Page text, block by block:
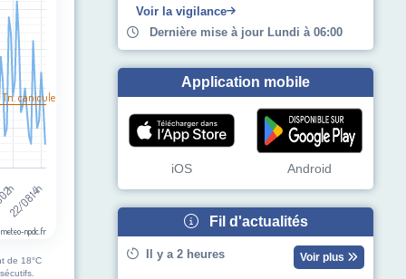
22/08 14h
meteo-npdc.fr
Tn. canicule
de 18°C
Voir la vigilance
Dernière mise à jour Lundi à 06:00
Application mobile
iOS Android
Fil d'actualités
Il y a 2 heures Voir plus